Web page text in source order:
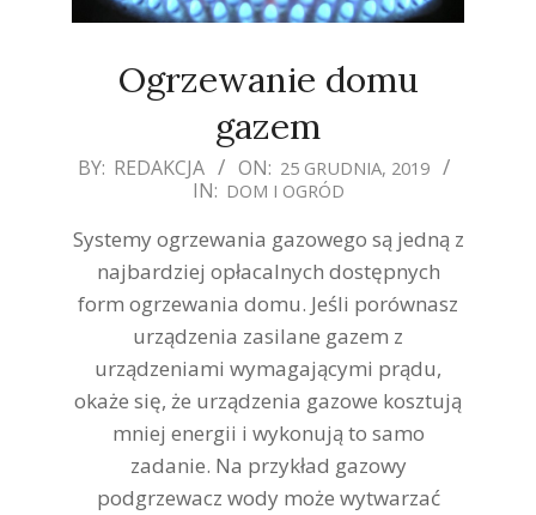
Ogrzewanie domu
gazem
2019-
25
BY: REDAKCJA ON: 25 GRUDNIA, 2019
IN: DOM I OGRÓD
Systemy ogrzewania gazowego są jedną z
najbardziej opłacalnych dostępnych
form ogrzewania domu. Jeśli porównasz
urządzenia zasilane gazem z
urządzeniami wymagającymi prądu,
okaże się, że urządzenia gazowe kosztują
mniej energii i wykonują to samo
zadanie. Na przykład gazowy
podgrzewacz wody może wytwarzać